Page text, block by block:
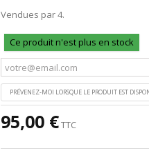
Vendues par 4.
Ce produit n'est plus en stock
PRÉVENEZ-MOI LORSQUE LE PRODUIT EST
95,00 €TTC